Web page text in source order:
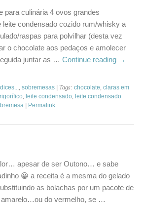
para culinária 4 ovos grandes
leite condensado cozido rum/whisky a
raspas para polvilhar (desta vez
o chocolate aos pedaços e amolecer
juntar as … Continue reading →
sobremesas | Tags: chocolate claras em
leite condensado leite condensado
| Permalink
apesar de ser Outono… e sabe
😀 a receita é a mesma do gelado
as bolachas por um pacote de
amarelo…ou do vermelho, se …